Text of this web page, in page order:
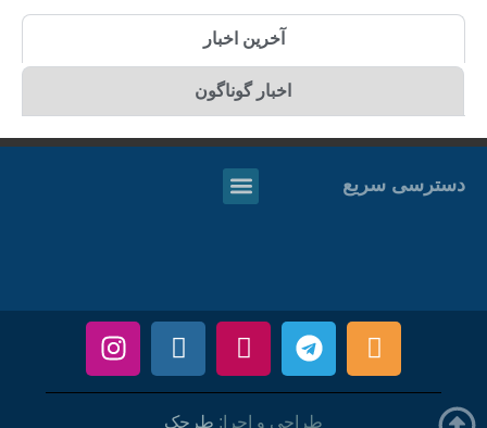
آخرین اخبار
اخبار گوناگون
دسترسی سریع
طراحی و اجرا: طرحک